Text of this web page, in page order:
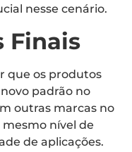
nesse cenário.
Finais
que os produtos
padrão no
outras marcas no
nível de
de aplicações.